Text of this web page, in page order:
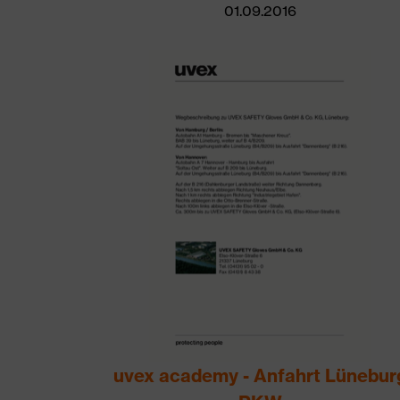
01.09.2016
uvex academy - Anfahrt